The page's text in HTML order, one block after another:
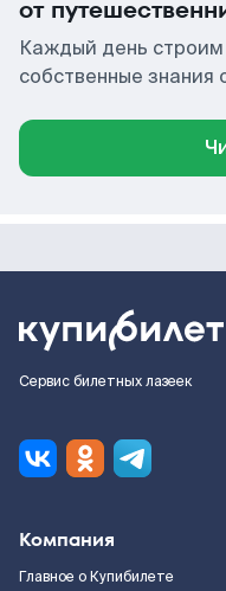
от
Каждый день строим
собственные знания
Сервис билетных лазеек
Компания
Главное о Купибилете